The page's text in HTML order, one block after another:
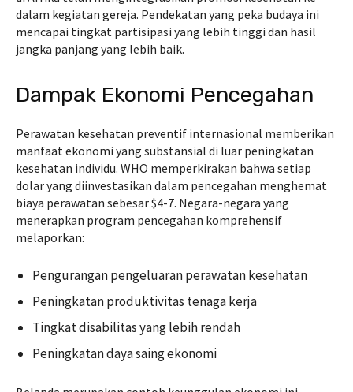
dalam kegiatan gereja. Pendekatan yang peka budaya ini
mencapai tingkat partisipasi yang lebih tinggi dan hasil
jangka panjang yang lebih baik.
Dampak Ekonomi Pencegahan
Perawatan kesehatan preventif internasional memberikan
manfaat ekonomi yang substansial di luar peningkatan
kesehatan individu. WHO memperkirakan bahwa setiap
dolar yang diinvestasikan dalam pencegahan menghemat
biaya perawatan sebesar $4-7. Negara-negara yang
menerapkan program pencegahan komprehensif
melaporkan:
Pengurangan pengeluaran perawatan kesehatan
Peningkatan produktivitas tenaga kerja
Tingkat disabilitas yang lebih rendah
Peningkatan daya saing ekonomi